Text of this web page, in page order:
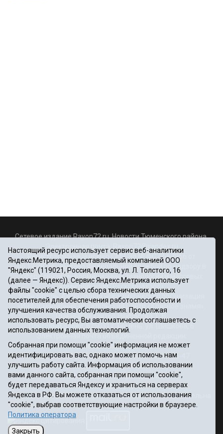
Сетевое издание Rayon72.ru. Новости Тюменского района.
Rayon72@yandex.ru
Регистрационный номер СМИ Эл № ФС77-67956 от
06.12.2016г., выдано Федеральной службой по надзору в
сфере связи, информационных технологий и массовых
коммуникаций (Роскомнадзор)
Учредитель: Автономная некоммерческая организация
«Информационно-издательский центр «Красное знамя».
Главный редактор Некрасова Т. В.
Почтовый адрес: 625031 г.Тюмень. ул. Шишкова, 6
Электронная почта объединенной редакции:
krasnoeznam@rambler.ru
Телефоны 8 (3452) 34-80-60, 69-56-73, 69-56-47
Политика оператора
Информация об учреждении
Публичная оферта
При использовании материалов ссылка на сайт обязательна.
12+
Настоящий ресурс использует сервис веб-аналитики
Яндекс.Метрика, предоставляемый компанией ООО
"Яндекс" (119021, Россия, Москва, ул. Л. Толстого, 16
(далее — Яндекс)). Сервис Яндекс.Метрика использует
файлы "cookie" с целью сбора технических данных
посетителей для обеспечения работоспособности и
улучшения качества обслуживания. Продолжая
использовать ресурс, Вы автоматически соглашаетесь с
использованием данных технологий.
Собранная при помощи "cookie" информация не может
идентифицировать вас, однако может помочь нам
улучшить работу сайта. Информация об использовании
вами данного сайта, собранная при помощи "cookie",
будет передаваться Яндексу и храниться на серверах
Яндекса в РФ. Вы можете отказаться от использования
"cookie", выбрав соответствующие настройки в браузере.
Политика оператора
Закрыть